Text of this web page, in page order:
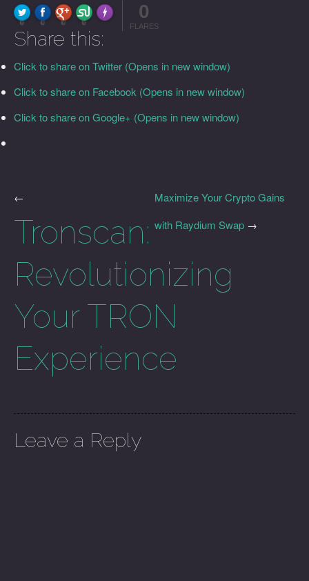
0 0 0 0
Made with FLARE
0
FLARES
Share this:
Click to share on Twitter (Opens in new window)
Click to share on Facebook (Opens in new window)
Click to share on Google+ (Opens in new window)
Maximize Your Crypto Gains
with Raydium Swap →
←
Tronscan:
Revolutionizing
Your TRON
Experience
Leave a Reply